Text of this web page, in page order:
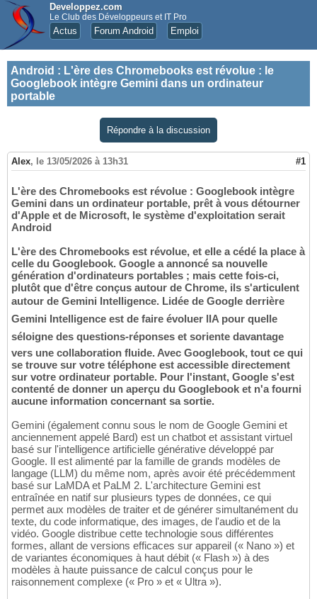
Developpez.com
Le Club des Développeurs et IT Pro
Actus Forum Android Emploi
Android : L'ère des Chromebooks est révolue : le
Googlebook intègre Gemini dans un ordinateur
portable
Répondre à la discussion
Alex, le 13/05/2026 à 13h31 #1
L'ère des Chromebooks est révolue : Googlebook intègre
Gemini dans un ordinateur portable, prêt à vous détourner
d'Apple et de Microsoft, le système d'exploitation serait
Android
L'ère des Chromebooks est révolue, et elle a cédé la place à
celle du Googlebook. Google a annoncé sa nouvelle
génération d'ordinateurs portables ; mais cette fois-ci,
plutôt que d'être conçus autour de Chrome, ils s'articulent
autour de Gemini Intelligence. Lidée de Google derrière
Gemini Intelligence est de faire évoluer lIA pour quelle
séloigne des questions-réponses et soriente davantage
vers une collaboration fluide. Avec Googlebook, tout ce qui
se trouve sur votre téléphone est accessible directement
sur votre ordinateur portable. Pour l'instant, Google s'est
contenté de donner un aperçu du Googlebook et n'a fourni
aucune information concernant sa sortie.
Gemini (également connu sous le nom de Google Gemini et
anciennement appelé Bard) est un chatbot et assistant virtuel
basé sur l'intelligence artificielle générative développé par
Google. Il est alimenté par la famille de grands modèles de
langage (LLM) du même nom, après avoir été précédemment
basé sur LaMDA et PaLM 2. L'architecture Gemini est
entraînée en natif sur plusieurs types de données, ce qui
permet aux modèles de traiter et de générer simultanément du
texte, du code informatique, des images, de l'audio et de la
vidéo. Google distribue cette technologie sous différentes
formes, allant de versions efficaces sur appareil (« Nano ») et
de variantes économiques à haut débit (« Flash ») à des
modèles à haute puissance de calcul conçus pour le
raisonnement complexe (« Pro » et « Ultra »).